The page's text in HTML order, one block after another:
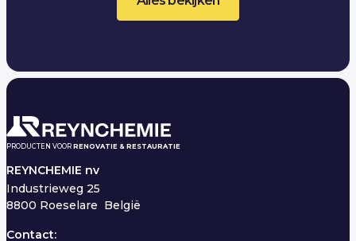
PRODUCTEN VOOR RENOVATIE & RESTAURATIE
REYNCHEMIE nv
Industrieweg 25
8800 Roeselare België
Contact: